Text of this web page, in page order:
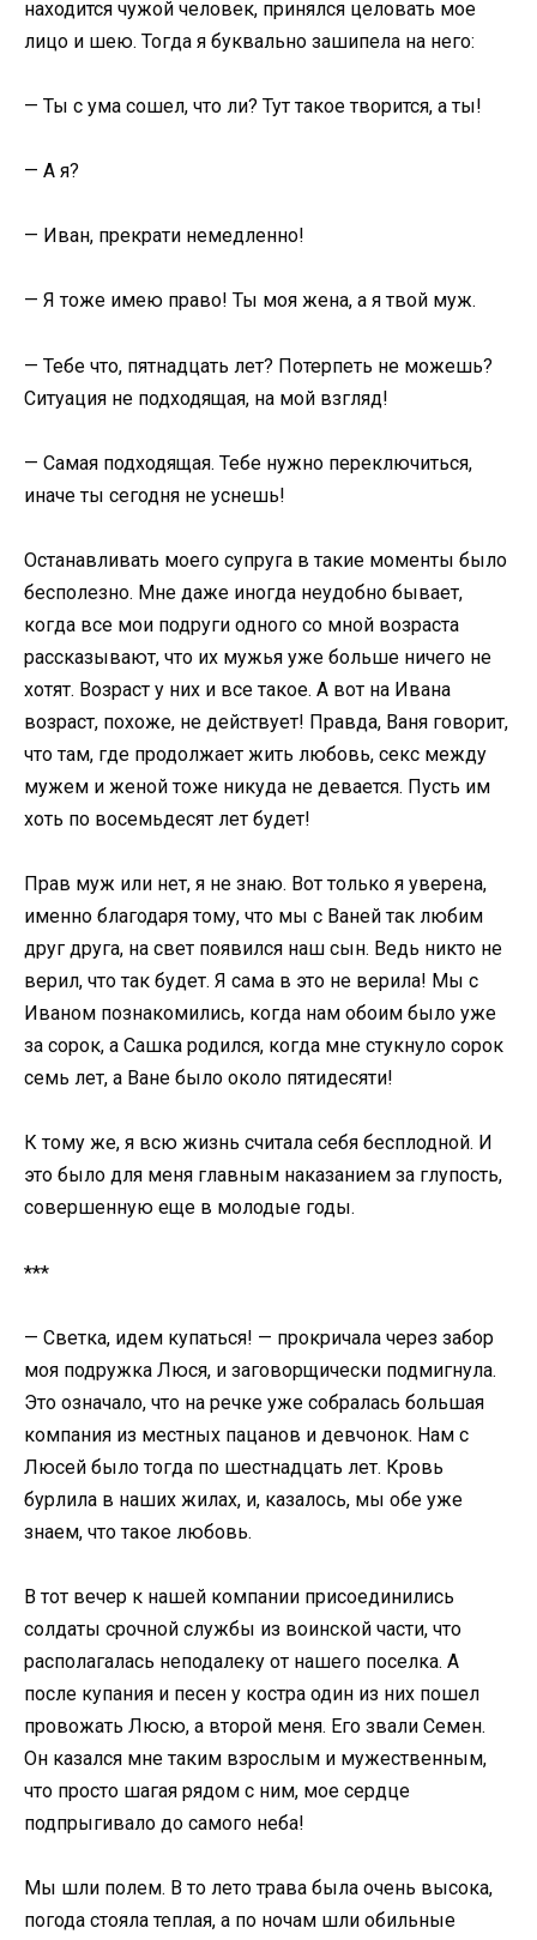
находится чужой человек, принялся целовать мое
лицо и шею. Тогда я буквально зашипела на него:
— Ты с ума сошел, что ли? Тут такое творится, а ты!
— А я?
— Иван, прекрати немедленно!
— Я тоже имею право! Ты моя жена, а я твой муж.
— Тебе что, пятнадцать лет? Потерпеть не можешь?
Ситуация не подходящая, на мой взгляд!
— Самая подходящая. Тебе нужно переключиться,
иначе ты сегодня не уснешь!
Останавливать моего супруга в такие моменты было
бесполезно. Мне даже иногда неудобно бывает,
когда все мои подруги одного со мной возраста
рассказывают, что их мужья уже больше ничего не
хотят. Возраст у них и все такое. А вот на Ивана
возраст, похоже, не действует! Правда, Ваня говорит,
что там, где продолжает жить любовь, секс между
мужем и женой тоже никуда не девается. Пусть им
хоть по восемьдесят лет будет!
Прав муж или нет, я не знаю. Вот только я уверена,
именно благодаря тому, что мы с Ваней так любим
друг друга, на свет появился наш сын. Ведь никто не
верил, что так будет. Я сама в это не верила! Мы с
Иваном познакомились, когда нам обоим было уже
за сорок, а Сашка родился, когда мне стукнуло сорок
семь лет, а Ване было около пятидесяти!
К тому же, я всю жизнь считала себя бесплодной. И
это было для меня главным наказанием за глупость,
совершенную еще в молодые годы.
***
— Светка, идем купаться! — прокричала через забор
моя подружка Люся, и заговорщически подмигнула.
Это означало, что на речке уже собралась большая
компания из местных пацанов и девчонок. Нам с
Люсей было тогда по шестнадцать лет. Кровь
бурлила в наших жилах, и, казалось, мы обе уже
знаем, что такое любовь.
В тот вечер к нашей компании присоединились
солдаты срочной службы из воинской части, что
располагалась неподалеку от нашего поселка. А
после купания и песен у костра один из них пошел
провожать Люсю, а второй меня. Его звали Семен.
Он казался мне таким взрослым и мужественным,
что просто шагая рядом с ним, мое сердце
подпрыгивало до самого неба!
Мы шли полем. В то лето трава была очень высока,
погода стояла теплая, а по ночам шли обильные